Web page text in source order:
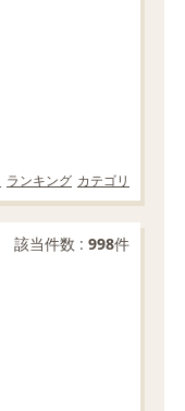
ランキング カテゴリ
該当件数 : 998件